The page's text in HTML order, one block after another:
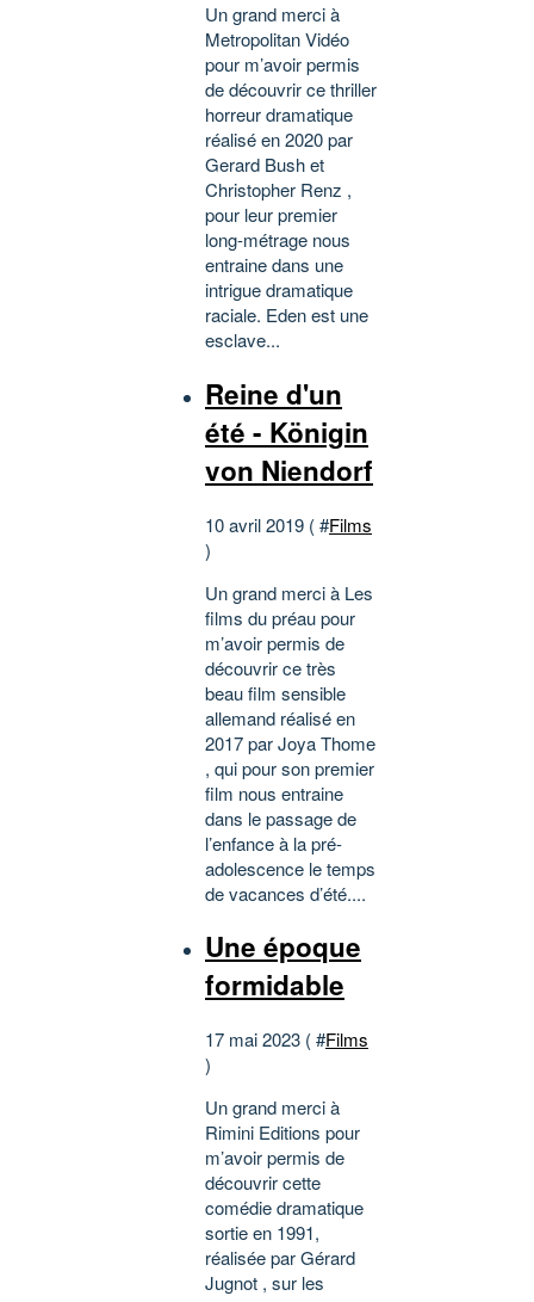
Un grand merci à
Metropolitan Vidéo
pour m’avoir permis
de découvrir ce thriller
horreur dramatique
réalisé en 2020 par
Gerard Bush et
Christopher Renz ,
pour leur premier
long-métrage nous
entraine dans une
intrigue dramatique
raciale. Eden est une
esclave...
Reine d'un
été - Königin
von Niendorf
10 avril 2019 ( #Films
)
Un grand merci à Les
films du préau pour
m’avoir permis de
découvrir ce très
beau film sensible
allemand réalisé en
2017 par Joya Thome
, qui pour son premier
film nous entraine
dans le passage de
l’enfance à la pré-
adolescence le temps
de vacances d’été....
Une époque
formidable
17 mai 2023 ( #Films
)
Un grand merci à
Rimini Editions pour
m’avoir permis de
découvrir cette
comédie dramatique
sortie en 1991,
réalisée par Gérard
Jugnot , sur les